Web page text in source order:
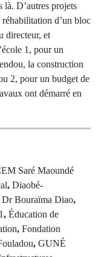
là. D’autres projets
d’un bloc
directeur, et
1, pour un
la construction
2, pour un budget de
ont démarré en
Saré Maoundé
, Diaobé-
Dr Bouraïma Diao,
, Éducation de
, Fondation
, GUNÉ